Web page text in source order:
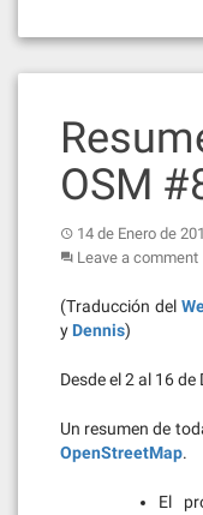
OSM
14 de Enero de
Leave a comment
(Traducción del
y Dennis)
Desde el 2 al 16
Un resumen de
OpenStreetMap.
El